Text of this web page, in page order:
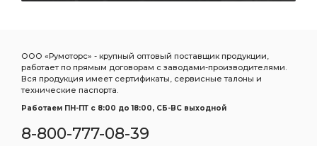
ООО «Румоторс» - крупный оптовый поставщик продукции,
работает по прямым договорам с заводами-производителями.
Вся продукция имеет сертификаты, сервисные талоны и
технические паспорта.
Работаем ПН-ПТ c 8:00 до 18:00, СБ-ВС выходной
8-800-777-08-39